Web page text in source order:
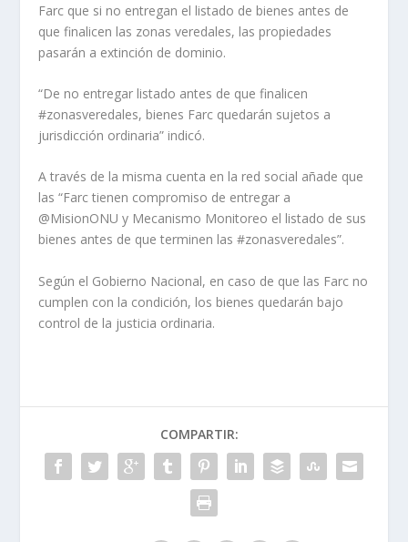
Farc que si no entregan el listado de bienes antes de
que finalicen las zonas veredales, las propiedades
pasarán a extinción de dominio.
“De no entregar listado antes de que finalicen
#zonasveredales, bienes Farc quedarán sujetos a
jurisdicción ordinaria” indicó.
A través de la misma cuenta en la red social añade que
las “Farc tienen compromiso de entregar a
@MisionONU y Mecanismo Monitoreo el listado de sus
bienes antes de que terminen las #zonasveredales”.
Según el Gobierno Nacional, en caso de que las Farc no
cumplen con la condición, los bienes quedarán bajo
control de la justicia ordinaria.
COMPARTIR: